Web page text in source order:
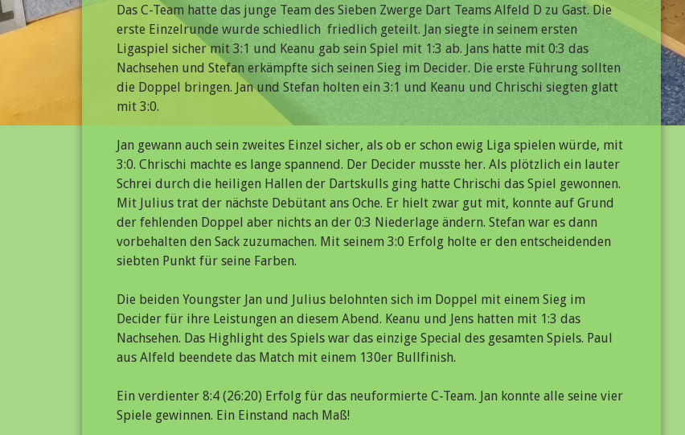
Das C-Team hatte das junge Team des Sieben Zwerge Dart Teams Alfeld D zu Gast. Die
erste Einzelrunde wurde schiedlich  friedlich geteilt. Jan siegte in seinem ersten
Ligaspiel sicher mit 3:1 und Keanu gab sein Spiel mit 1:3 ab. Jans hatte mit 0:3 das
Nachsehen und Stefan erkämpfte sich seinen Sieg im Decider. Die erste Führung sollten
die Doppel bringen. Jan und Stefan holten ein 3:1 und Keanu und Chrischi siegten glatt
mit 3:0.
Jan gewann auch sein zweites Einzel sicher, als ob er schon ewig Liga spielen würde, mit
3:0. Chrischi machte es lange spannend. Der Decider musste her. Als plötzlich ein lauter
Schrei durch die heiligen Hallen der Dartskulls ging hatte Chrischi das Spiel gewonnen.
Mit Julius trat der nächste Debütant ans Oche. Er hielt zwar gut mit, konnte auf Grund
der fehlenden Doppel aber nichts an der 0:3 Niederlage ändern. Stefan war es dann
vorbehalten den Sack zuzumachen. Mit seinem 3:0 Erfolg holte er den entscheidenden
siebten Punkt für seine Farben.
Die beiden Youngster Jan und Julius belohnten sich im Doppel mit einem Sieg im
Decider für ihre Leistungen an diesem Abend. Keanu und Jens hatten mit 1:3 das
Nachsehen. Das Highlight des Spiels war das einzige Special des gesamten Spiels. Paul
aus Alfeld beendete das Match mit einem 130er Bullfinish.
Ein verdienter 8:4 (26:20) Erfolg für das neuformierte C-Team. Jan konnte alle seine vier
Spiele gewinnen. Ein Einstand nach Maß!